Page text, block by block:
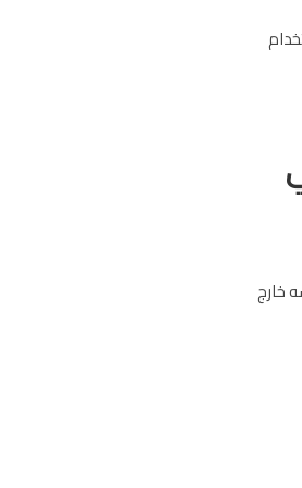
خارج